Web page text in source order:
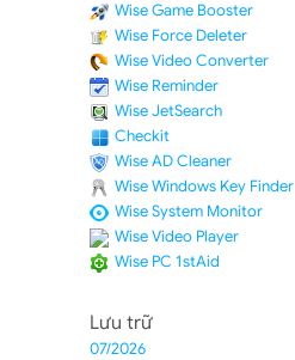
Wise Game Booster
Wise Force Deleter
Wise Video Converter
Wise Reminder
Wise JetSearch
Checkit
Wise AD Cleaner
Wise Windows Key Finder
Wise System Monitor
Wise Video Player
Wise PC 1stAid
Lưu trữ
07/2026